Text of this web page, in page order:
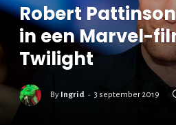
Robert
in een Marvel-
Twilight
By Ingrid 3 september 2019